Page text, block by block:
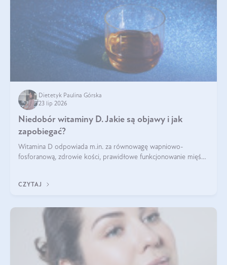
Dietetyk Paulina Górska
23 lip 2026
Niedobór witaminy D. Jakie są objawy i jak
zapobiegać?
Witamina D odpowiada m.in. za równowagę wapniowo-
fosforanową, zdrowie kości, prawidłowe funkcjonowanie mięśni
problemem.
CZYTAJ